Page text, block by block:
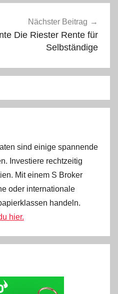
Nächster Beitrag
Die Riester Rente für
Selbständige
sind einige spannende
Investiere rechtzeitig
Mit einem S Broker
oder internationale
handeln.
hier.